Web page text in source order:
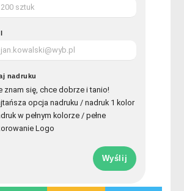
nadruku
znam się, chce dobrze i tanio!
opcja nadruku / nadruk 1 kolor
w pełnym kolorze / pełne
Logo
Wyślij